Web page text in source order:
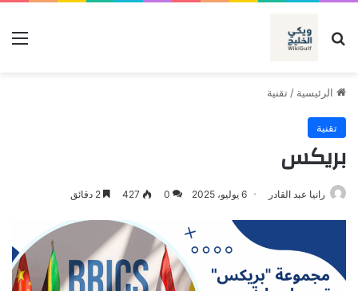
بحث عن
الرئيسية / تقنية
تقنية
بريكس
رانيا عبد القادر 6 يوليو، 2025 0
427